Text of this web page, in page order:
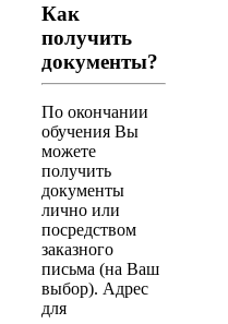
Как
получить
документы?
По окончании
обучения Вы
можете
получить
документы
лично или
посредством
заказного
письма (на Ваш
выбор). Адрес
для